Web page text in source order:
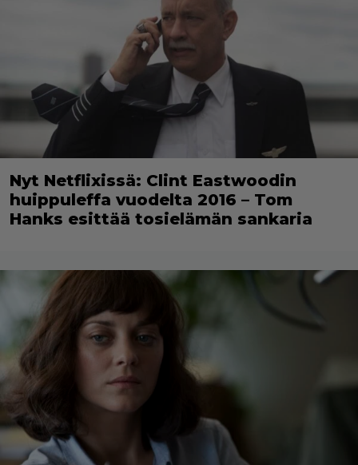
Nyt Netflixissä: Clint Eastwoodin
huippuleffa vuodelta 2016 – Tom
Hanks esittää tosielämän sankaria